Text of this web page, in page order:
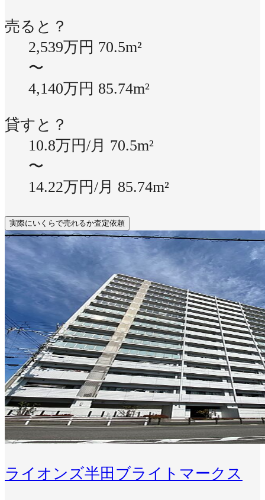
売ると？
2,539万円 70.5m²
〜
4,140万円 85.74m²
貸すと？
10.8万円/月 70.5m²
〜
14.22万円/月 85.74m²
実際にいくらで売れるか査定依頼
ライオンズ半田ブライトマークス